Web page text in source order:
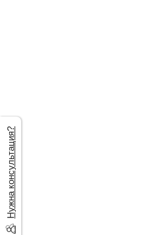
Нужна консультация?